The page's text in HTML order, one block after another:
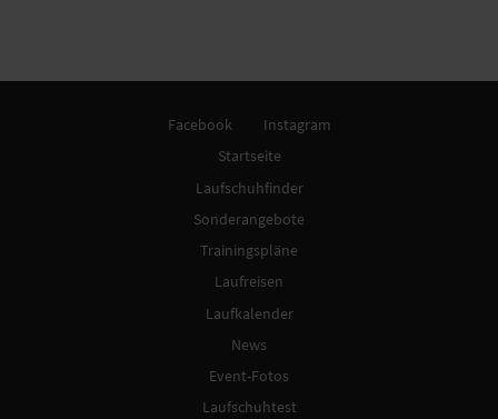
Facebook
Instagram
Startseite
Laufschuhfinder
Sonderangebote
Trainingspläne
Laufreisen
Laufkalender
News
Event-Fotos
Laufschuhtest